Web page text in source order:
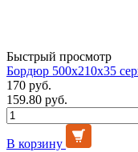
Быстрый просмотр
Бордюр 500х210х35
170 руб.
159.80 руб.
В корзину